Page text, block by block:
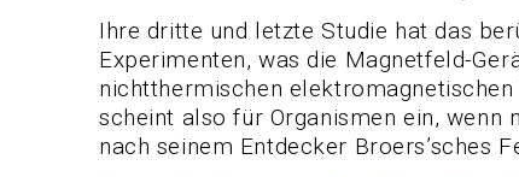
Ihre dritte und letzte Studie hat das
Experimenten, was die Magnetfeld-
nichtthermischen
scheint also für Organismen ein, wenn
nach seinem Entdecker Broers’sches